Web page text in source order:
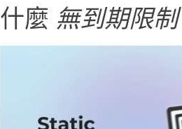
什麼 無到期限制